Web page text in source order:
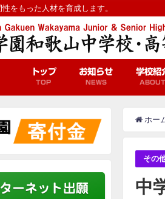
をもった人材を育成します。
トップ
TOP
お知らせ
NEWS
学校紹
ABOUT
ホー
その
中
ーネット出願